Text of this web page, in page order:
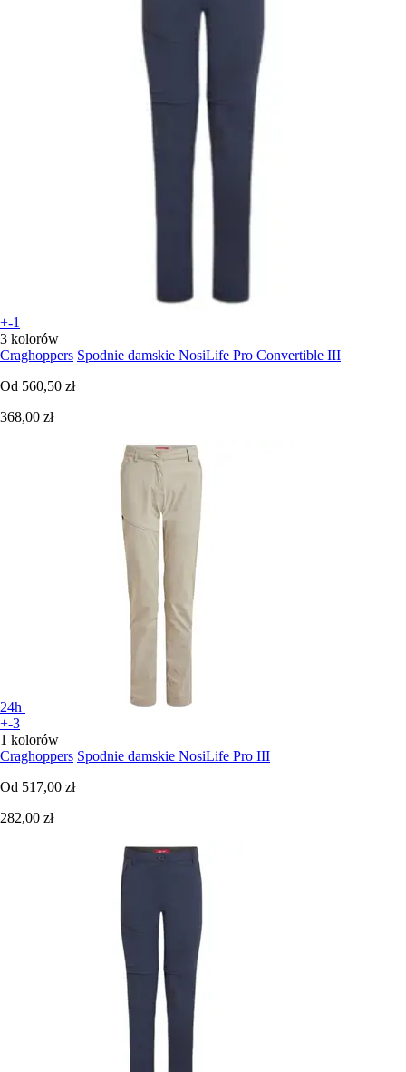
+-1
3 kolorów
Craghoppers Spodnie damskie NosiLife Pro Convertible III
Od 560,50 zł
368,00 zł
24h
+-3
1 kolorów
Craghoppers Spodnie damskie NosiLife Pro III
Od 517,00 zł
282,00 zł